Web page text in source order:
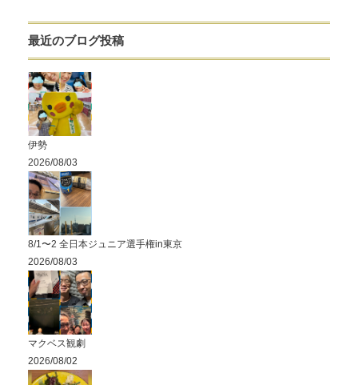
最近のブログ投稿
伊勢
2026/08/03
8/1〜2 全日本ジュニア選手権in東京
2026/08/03
マクベス観劇
2026/08/02